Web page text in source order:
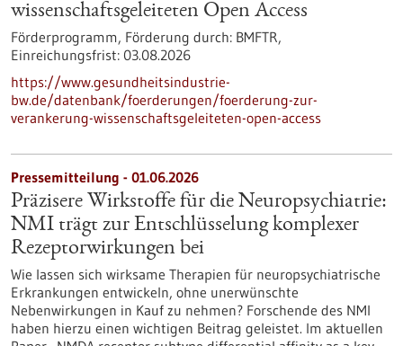
wissenschaftsgeleiteten Open Access
Förderprogramm, Förderung durch: BMFTR,
Einreichungsfrist: 03.08.2026
https://www.gesundheitsindustrie-
bw.de/datenbank/foerderungen/foerderung-zur-
verankerung-wissenschaftsgeleiteten-open-access
Pressemitteilung - 01.06.2026
Präzisere Wirkstoffe für die Neuropsychiatrie:
NMI trägt zur Entschlüsselung komplexer
Rezeptorwirkungen bei
Wie lassen sich wirksame Therapien für neuropsychiatrische
Erkrankungen entwickeln, ohne unerwünschte
Nebenwirkungen in Kauf zu nehmen? Forschende des NMI
haben hierzu einen wichtigen Beitrag geleistet. Im aktuellen